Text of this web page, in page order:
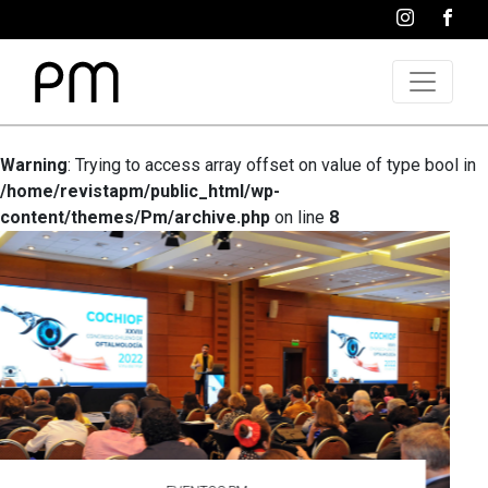
Warning: Trying to access array offset on value of type bool in
/home/revistapm/public_html/wp-
content/themes/Pm/archive.php on line 8